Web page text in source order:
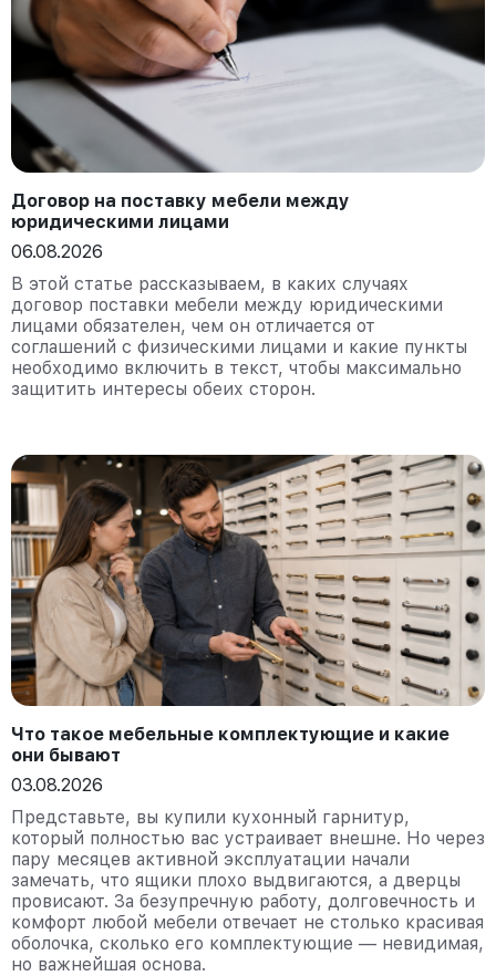
Договор на поставку мебели между
юридическими лицами
06.08.2026
В этой статье рассказываем, в каких случаях
договор поставки мебели между юридическими
лицами обязателен, чем он отличается от
соглашений с физическими лицами и какие пункты
необходимо включить в текст, чтобы максимально
защитить интересы обеих сторон.
Что такое мебельные комплектующие и какие
они бывают
03.08.2026
Представьте, вы купили кухонный гарнитур,
который полностью вас устраивает внешне. Но через
пару месяцев активной эксплуатации начали
замечать, что ящики плохо выдвигаются, а дверцы
провисают. За безупречную работу, долговечность и
комфорт любой мебели отвечает не столько красивая
оболочка, сколько его комплектующие — невидимая,
но важнейшая основа.